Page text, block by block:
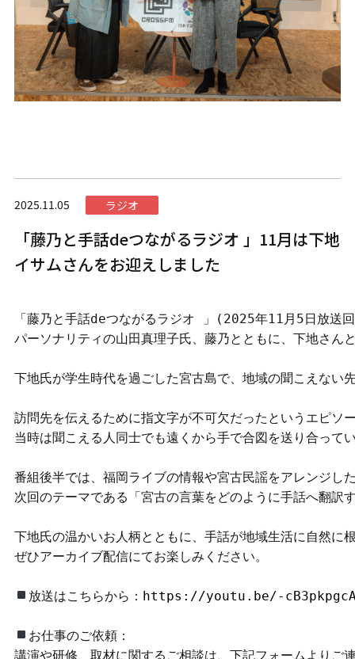
2025.11.05 ラジオ
「藤乃と手話deつながるラジオ 」11月は下地
イサムさんをお迎えしました
「藤乃と手話deつながるラジオ 」(2025年11月5日放送
パーソナリティの山田真理子氏、藤乃とともに、下地さん
下地氏が学生時代を過ごした宮古島で、地域の聞こえない
訪問先を伝えるために指文字が不可欠だったというエピソ
当時は聞こえる人同士でも遠くから手で合図を送り合って
番組後半では、福岡ライブの情報や宮古民謡をアレンジし
次回のテーマである「宮古の言葉をどのように手話へ翻訳
下地氏の温かいお人柄とともに、手話が地域生活に自然に
ぜひアーカイブ配信にてお楽しみください。
放送はこちらから： https://youtu.be/-
お仕事のご依頼：